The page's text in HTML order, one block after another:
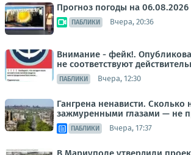
Прогноз погоды на 06.08.2026
ПАБЛИКИ Вчера, 20:36
Внимание - фейк!.
не соответствуют
ПАБЛИКИ Вчера, 12:30
Гангрена ненависти. Сколько
зажмуренными глазами — не
ПАБЛИКИ Вчера, 17:37